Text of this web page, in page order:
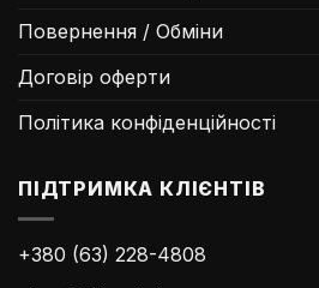
Повернення / Обміни
Договір оферти
Політика конфіденційності
ПІДТРИМКА КЛІЄНТІВ
+380 (63) 228-4808